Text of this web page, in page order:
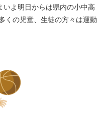
よ明日からは県内の小中高
くの児童、生徒の方々は運動